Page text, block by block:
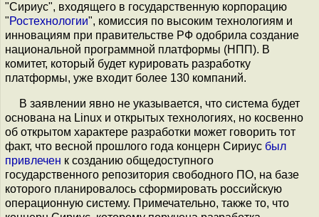
"Сириус", входящего в государственную корпорацию
"Ростехнологии", комиссия по высоким технологиям и
инновациям при правительстве РФ одобрила создание
национальной программной платформы (НПП). В
комитет, который будет курировать разработку
платформы, уже входит более 130 компаний.
В заявлении явно не указывается, что система будет
основана на Linux и открытых технологиях, но косвенно
об открытом характере разработки может говорить тот
факт, что весной прошлого года концерн Сириус был
привлечен к созданию общедоступного
государственного репозитория свободного ПО, на базе
которого планировалось сформировать российскую
операционную систему. Примечательно, также то, что